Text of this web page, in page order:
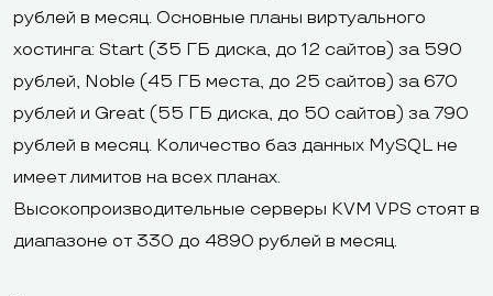
рублей в месяц. Основные планы виртуального
хостинга: Start (35 ГБ диска, до 12 сайтов) за 590
рублей, Noble (45 ГБ места, до 25 сайтов) за 670
рублей и Great (55 ГБ диска, до 50 сайтов) за 790
рублей в месяц. Количество баз данных MySQL не
имеет лимитов на всех планах.
Высокопроизводительные серверы KVM VPS стоят в
диапазоне от 330 до 4890 рублей в месяц.